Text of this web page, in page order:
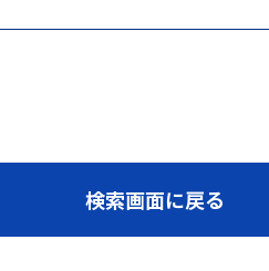
検索画面に戻る